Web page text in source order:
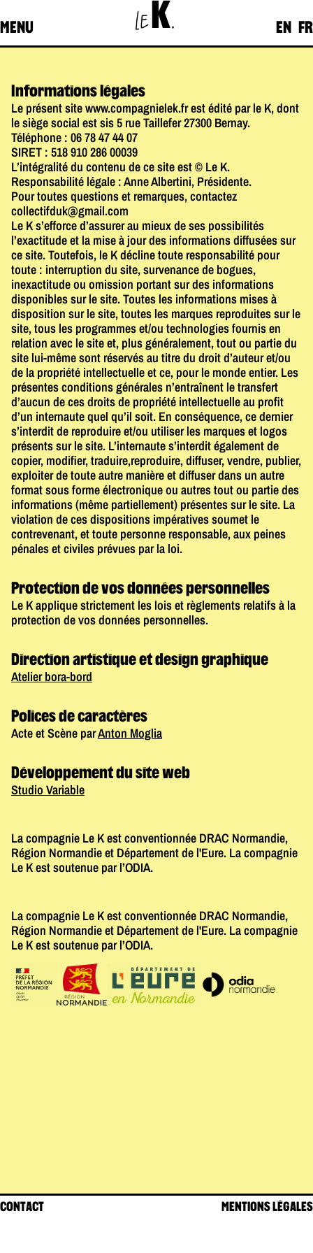
MENU LEK. EN FR
Informations légales
Le présent site www.compagnielek.fr est édité par le K, dont
le siège social est sis 5 rue Taillefer 27300 Bernay.
Téléphone : 06 78 47 44 07
SIRET : 518 910 286 00039
L’intégralité du contenu de ce site est © Le K.
Responsabilité légale : Anne Albertini, Présidente.
Pour toutes questions et remarques, contactez
collectifduk@gmail.com
Le K s’efforce d’assurer au mieux de ses possibilités
l’exactitude et la mise à jour des informations diffusées sur
ce site. Toutefois, le K décline toute responsabilité pour
toute : interruption du site, survenance de bogues,
inexactitude ou omission portant sur des informations
disponibles sur le site. Toutes les informations mises à
disposition sur le site, toutes les marques reproduites sur le
site, tous les programmes et/ou technologies fournis en
relation avec le site et, plus généralement, tout ou partie du
site lui-même sont réservés au titre du droit d’auteur et/ou
de la propriété intellectuelle et ce, pour le monde entier. Les
présentes conditions générales n’entraînent le transfert
d’aucun de ces droits de propriété intellectuelle au profit
d’un internaute quel qu’il soit. En conséquence, ce dernier
s’interdit de reproduire et/ou utiliser les marques et logos
présents sur le site. L’internaute s’interdit également de
copier, modifier, traduire,reproduire, diffuser, vendre, publier,
exploiter de toute autre manière et diffuser dans un autre
format sous forme électronique ou autres tout ou partie des
informations (même partiellement) présentes sur le site. La
violation de ces dispositions impératives soumet le
contrevenant, et toute personne responsable, aux peines
pénales et civiles prévues par la loi.
Protection de vos données personnelles
Le K applique strictement les lois et règlements relatifs à la
protection de vos données personnelles.
Direction artistique et design graphique
Atelier bora-bord
Polices de caractères
Acte et Scène parAnton Moglia
Développement du site web
Studio Variable
La compagnie Le K est conventionnée DRAC Normandie,
Région Normandie et Département de l'Eure. La compagnie
Le K est soutenue par l’ODIA.
La compagnie Le K est conventionnée DRAC Normandie,
Région Normandie et Département de l'Eure. La compagnie
Le K est soutenue par l’ODIA.
CONTACT MENTIONS LÉGALES